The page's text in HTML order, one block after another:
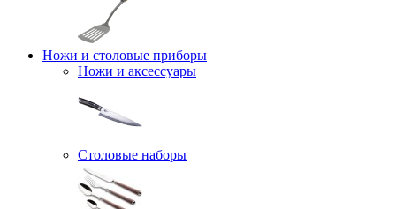
Ножи и столовые приборы
Ножи и аксессуары
Столовые наборы